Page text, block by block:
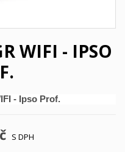
WIFI - IPSO
- Ipso Prof.
S DPH